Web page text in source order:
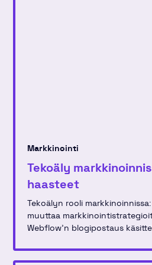
Markkinointi
Tekoäly
haasteet
Tekoälyn rooli
muuttaa
Webflow'n blogipostaus
markkinointitiimeissä.